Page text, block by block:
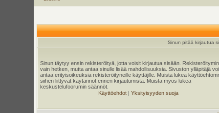
Sinun pitää kirjautua
Sinun täytyy ensin rekisteröityä, jotta voisit kirjautua sisään.
vain hetken, mutta antaa sinulle lisää mahdollisuuksia. Sivuston ylläpitäjä
antaa erityisoikeuksia rekisteröityneille käyttäjille. Muista lukea
siihen liittyvät käytännöt ennen kirjautumista. Muista myös lukea
keskustelufoorumin säännöt.
Käyttöehdot| Yksityisyyden suoja